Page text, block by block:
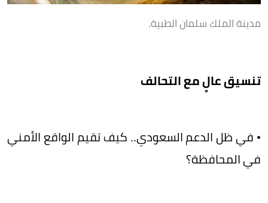
مدينة الملك سلمان الطبية.
تنسيق عالٍ مع التحالف
• في ظل الدعم السعودي.. كيف تقيم الواقع الأمني
في المحافظة؟